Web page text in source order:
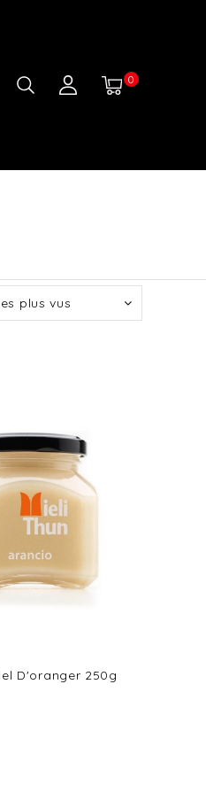
0
plus vus
D'oranger 250g